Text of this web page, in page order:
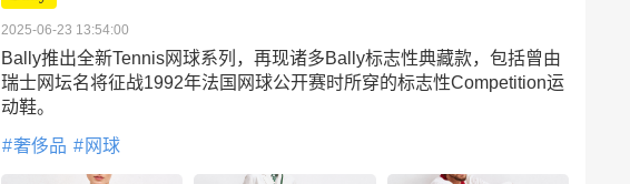
2025-06-23 13:54:00
Bally推出全新Tennis网球系列，再现诸多Bally标志性典藏款，包括曾由
瑞士网坛名将征战1992年法国网球公开赛时所穿的标志性Competition运
动鞋。
奢侈品 网球